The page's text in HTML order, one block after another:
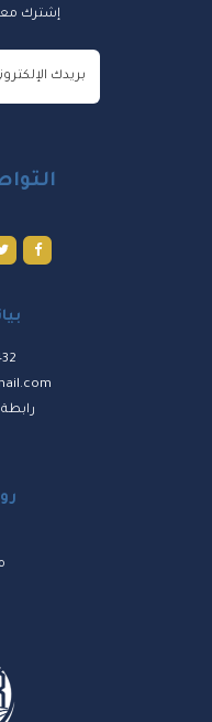
إشترك